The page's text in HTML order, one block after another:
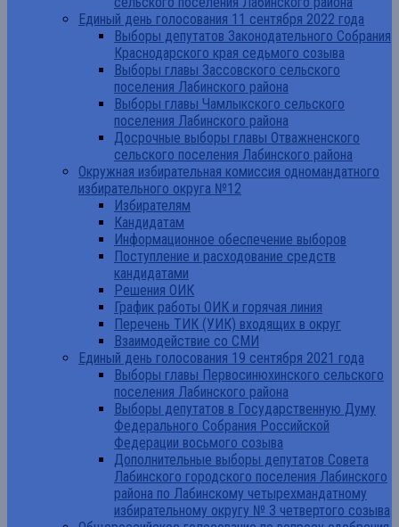
Единый день голосования 11 сентября 2022 года
Выборы депутатов Законодательного Собрания
Краснодарского края седьмого созыва
Выборы главы Зассовского сельского
поселения Лабинского района
Выборы главы Чамлыкского сельского
поселения Лабинского района
Досрочные выборы главы Отважненского
сельского поселения Лабинского района
Окружная избирательная комиссия одномандатного
избирательного округа №12
Избирателям
Кандидатам
Информационное обеспечение выборов
Поступление и расходование средств
кандидатами
Решения ОИК
График работы ОИК и горячая линия
Перечень ТИК (УИК) входящих в округ
Взаимодействие со СМИ
Единый день голосования 19 сентября 2021 года
Выборы главы Первосинюхинского сельского
поселения Лабинского района
Выборы депутатов в Государственную Думу
Федерального Собрания Российской
Федерации восьмого созыва
Дополнительные выборы депутатов Совета
Лабинского городского поселения Лабинского
района по Лабинскому четырехмандатному
избирательному округу № 3 четвертого созыва